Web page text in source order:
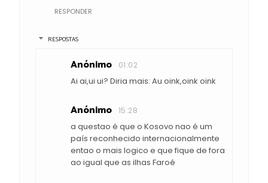
RESPONDER
RESPOSTAS
Anónimo 01:02
Ai ai,ui ui? Diria mais: Au oink,oink oink
Anónimo 15:28
a questao é que o Kosovo nao é um
país reconhecido internacionalmente
entao o mais logico e que fique de fora
ao igual que as ilhas Faroé